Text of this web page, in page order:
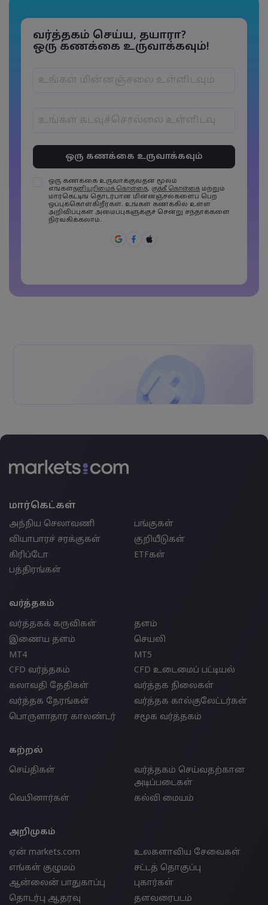
வர்த்தகம் செய்ய, தயாரா?
ஒரு கணக்கை உருவாக்கவும்!
இருக்க வேண்டும்
கடவுச்சொற்களில் குறைந்தது 1 எழுத்து
எண்ணாக இருக்க வேண்டும்
கடவுச்சொற்களில் குறைந்தது 1 எழுத்து பெரிய
எழுத்தாக இருக்க வேண்டும்
கடவுச்சொற்களில் குறைந்தது 1 எழுத்து சிறிய
எழுத்தாக இருக்க வேண்டும்
ஒரு கணக்கை உருவாக்குவதன் மூலம்
எங்கள்தனியுரிமைக் கொள்கை, குக்கீ கொள்கை மற்றும்
மார்கெட்டிங் தொடர்பான மின்னஞ்சல்களைப் பெற
ஒப்புக்கொள்கிறீர்கள். உங்கள் கணக்கில் உள்ள
அறிவிப்புகள் அமைப்புகளுக்குச் சென்று சந்தாக்களை
நிர்வகிக்கலாம்.
மார்கெட்கள்
அந்நிய செலாவணி
பங்குகள்
வியாபாரச் சரக்குகள்
குறியீடுகள்
கிரிப்டோ
ETFகள்
பத்திரங்கள்
வர்த்தகம்
வர்த்தகக் கருவிகள்
தளம்
இணைய தளம்
செயலி
MT4
MT5
CFD வர்த்தகம்
CFD உடைமைப் பட்டியல்
கலாவதி தேதிகள்
வர்த்தக நிலைகள்
வர்த்தக நேரங்கள்
வர்த்தக கால்குலேட்டர்கள்
பொருளாதார காலண்டர்
சமூக வர்த்தகம்
கற்றல்
செய்திகள்
வர்த்தகம் செய்வதற்கான
அடிப்படைகள்
வெபினார்கள்
கல்வி மையம்
அறிமுகம்
ஏன் markets.com
உலகளாவிய சேவைகள்
எங்கள் குழுமம்
சட்டத் தொகுப்பு
ஆன்லைன் பாதுகாப்பு
புகார்கள்
தொடர்பு ஆதரவு
தளவரைபடம்